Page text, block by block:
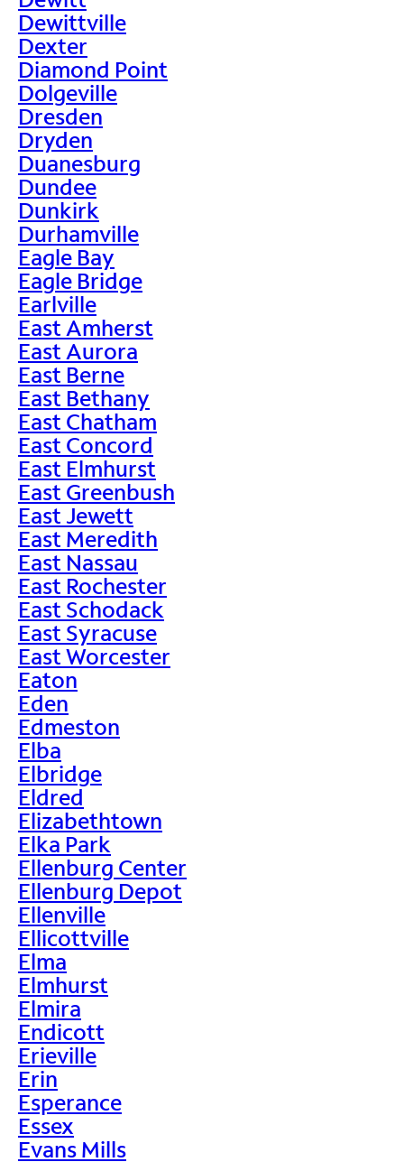
Dewittville
Dexter
Diamond Point
Dolgeville
Dresden
Dryden
Duanesburg
Dundee
Dunkirk
Durhamville
Eagle Bay
Eagle Bridge
Earlville
East Amherst
East Aurora
East Berne
East Bethany
East Chatham
East Concord
East Elmhurst
East Greenbush
East Jewett
East Meredith
East Nassau
East Rochester
East Schodack
East Syracuse
East Worcester
Eaton
Eden
Edmeston
Elba
Elbridge
Eldred
Elizabethtown
Elka Park
Ellenburg Center
Ellenburg Depot
Ellenville
Ellicottville
Elma
Elmhurst
Elmira
Endicott
Erieville
Erin
Esperance
Essex
Evans Mills